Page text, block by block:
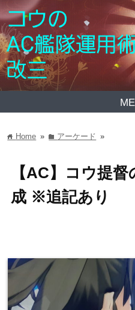
home Home » folder アーケード »
【AC】コウ提
成 ※追記あり